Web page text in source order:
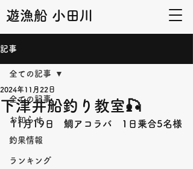
遊漁船 小田川
記事
全ての記事
お知らせ
釣果情報
ランキング
全ての記事
下津井船釣り教室🎣
2024年11月22日
11月19日　鯛アコラバ　1日乗合5名様